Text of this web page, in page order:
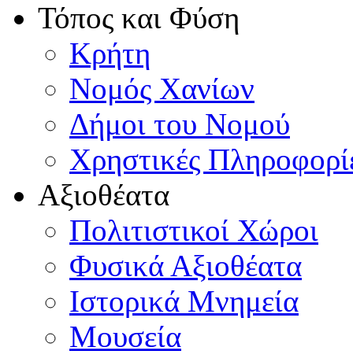
Τόπος και Φύση
Κρήτη
Νομός Χανίων
Δήμοι του Νομού
Χρηστικές
Αξιοθέατα
Πολιτιστικοί Χώροι
Φυσικά Αξιοθέατα
Ιστορικά Μνημεία
Μουσεία